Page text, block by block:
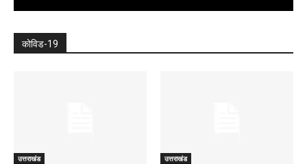
कोविड-19
उत्तराखंड उत्तराखंड